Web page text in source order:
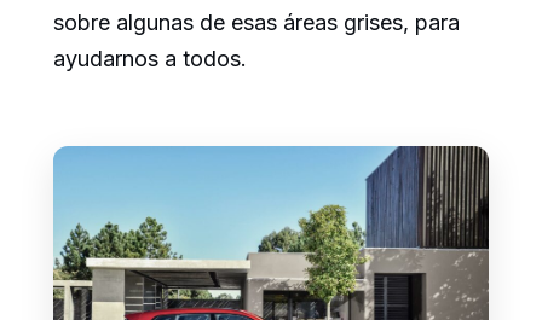
sobre algunas de esas áreas grises, para
ayudarnos a todos.